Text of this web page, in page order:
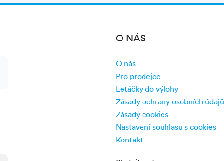
O NÁS
O nás
Pro prodejce
Letáčky do výlohy
Zásady ochrany osobních údajů
Zásady cookies
Nastavení souhlasu s cookies
Kontakt